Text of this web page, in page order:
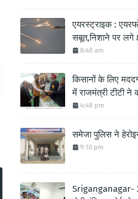
एयरस्ट्राइक :
सबूत,निशाने पर लगे
8:40 am
किसानों के लिए
में राजमंत्री टीटी ने
4:48 pm
समेजा पुलिस ने
9:10 pm
Sriganganagar-